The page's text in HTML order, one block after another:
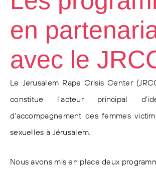
en
avec le
Le Jerusalem Rape Crisis Center
constitue l'acteur principal
d'accompagnement des femmes
sexuelles à Jérusalem.
Nous avons mis en place deux